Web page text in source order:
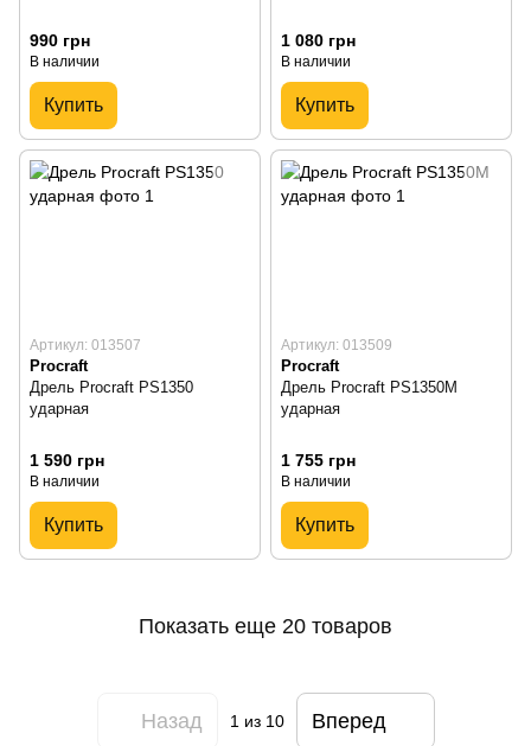
990 грн
В наличии
Купить
1 080 грн
В наличии
Купить
Артикул: 013507
Procraft
Дрель Procraft PS1350
ударная
1 590 грн
В наличии
Купить
Артикул: 013509
Procraft
Дрель Procraft PS1350M
ударная
1 755 грн
В наличии
Купить
Показать еще 20 товаров
Назад 1 из 10 Вперед